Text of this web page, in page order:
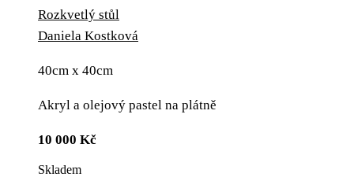
Rozkvetlý stůl
Daniela Kostková
40cm x 40cm
Akryl a olejový pastel na plátně
10 000 Kč
Skladem